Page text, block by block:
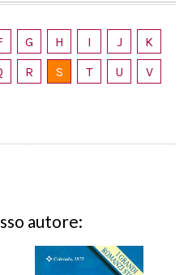
G H I J
K
R S T U
V
autore: